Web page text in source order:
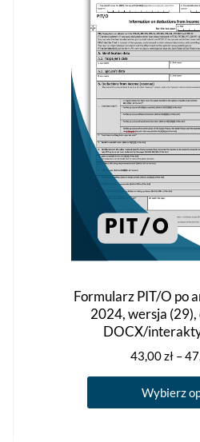
Formularz PIT/O po
2024, wersja
DOCX/
43,00zł –
Wybierz